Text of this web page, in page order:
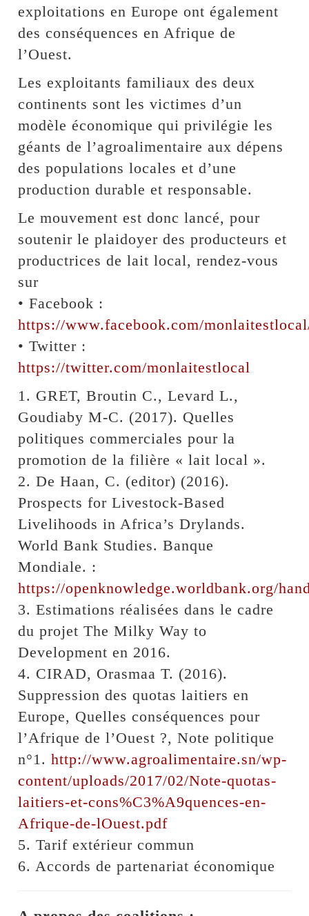
exploitations en Europe ont également
des conséquences en Afrique de
l’Ouest.
Les exploitants familiaux des deux
continents sont les victimes d’un
modèle économique qui privilégie les
géants de l’agroalimentaire aux dépens
des populations locales et d’une
production durable et responsable.
Le mouvement est donc lancé, pour
soutenir le plaidoyer des producteurs et
productrices de lait local, rendez-vous
sur
• Facebook :
https://www.facebook.com/
• Twitter :
https://twitter.com/monlaitestlocal
1. GRET, Broutin C., Levard L.,
Goudiaby M-C. (2017). Quelles
politiques commerciales pour la
promotion de la filière « lait local ».
2. De Haan, C. (editor) (2016).
Prospects for Livestock-Based
Livelihoods in Africa’s Drylands.
World Bank Studies. Banque
Mondiale. :
https://openknowledge.worldbank.org/
3. Estimations réalisées dans le cadre
du projet The Milky Way to
Development en 2016.
4. CIRAD, Orasmaa T. (2016).
Suppression des quotas laitiers en
Europe, Quelles conséquences pour
l’Afrique de l’Ouest ?, Note politique
n°1.http://www.agroalimentaire.sn/wp-
content/uploads/2017/02/Note-quotas-
laitiers-et-cons%C3%A9quences-en-
Afrique-de-lOuest.pdf
5. Tarif extérieur commun
6. Accords de partenariat économique